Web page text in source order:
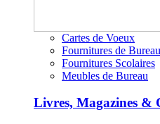
Cartes de Voeux
Fournitures de Bureau
Fournitures Scolaires
Meubles de Bureau
Livres, Magazines &